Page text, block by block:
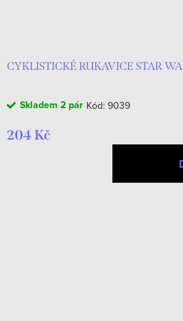
CYKLISTICKÉ RUKAVICE STAR
Skladem 2 pár Kód: 9039
204 Kč